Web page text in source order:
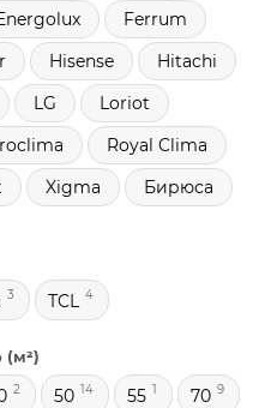
Ferrum
Hisense
Hitachi
LG
Loriot
Royal Clima
Xigma Бирюса
3 TCL 4
2 50 14 55 1 70 9